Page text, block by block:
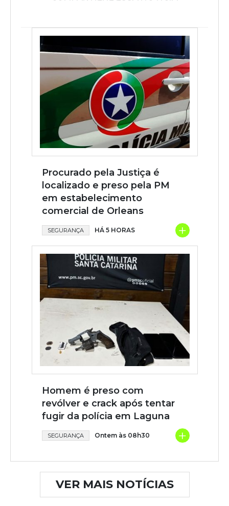
Procurado pela Justiça é
localizado e preso pela PM
em estabelecimento
comercial de Orleans
SEGURANÇA HÁ 5 HORAS +
Homem é preso com
revólver e crack após tentar
fugir da polícia em Laguna
SEGURANÇA Ontem às 08h30 +
VER MAIS NOTÍCIAS